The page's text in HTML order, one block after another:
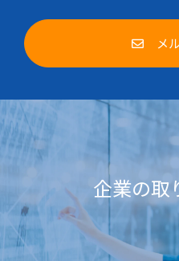
メ
企業の取